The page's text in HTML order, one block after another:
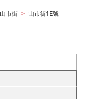
山市街 > 山市街1E號